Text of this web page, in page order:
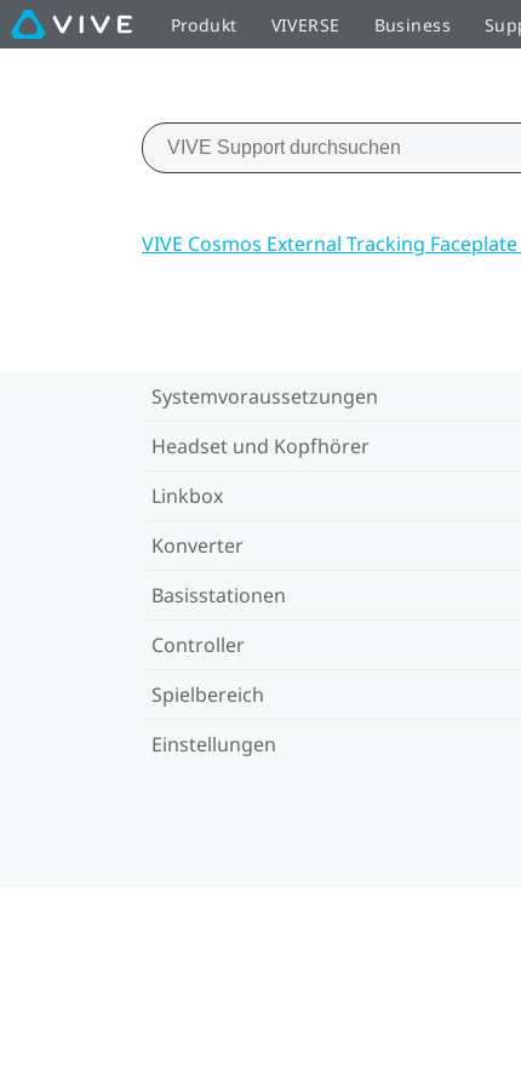
Produkt VIVERSE Business
VIVE Cosmos External Tracking
Systemvoraussetzungen
Headset und Kopfhörer
Linkbox
Konverter
Basisstationen
Controller
Spielbereich
Einstellungen